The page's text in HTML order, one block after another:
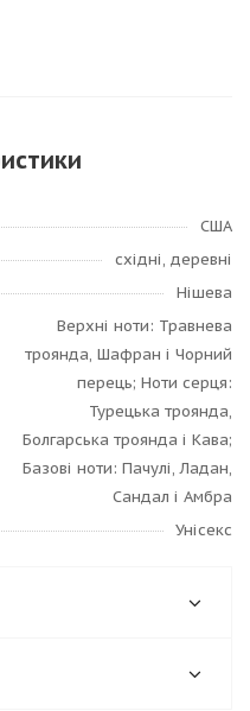
США
східні, деревні
Нішева
Верхні ноти: Травнева
троянда, Шафран і Чорний
перець; Ноти серця:
Турецька троянда,
Болгарська троянда і Кава;
Базові ноти: Пачулі, Ладан,
Сандал і Амбра
Унісекс